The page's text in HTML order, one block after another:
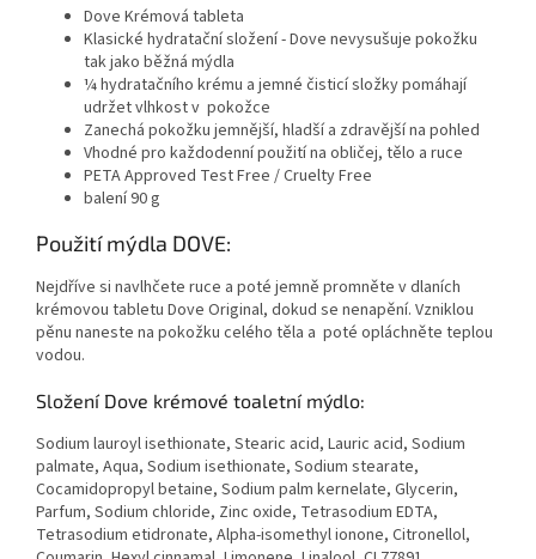
Dove Krémová tableta
Klasické hydratační složení - Dove nevysušuje pokožku
tak jako běžná mýdla
¼ hydratačního krému a jemné čisticí složky pomáhají
udržet vlhkost v pokožce
Zanechá pokožku jemnější, hladší a zdravější na pohled
Vhodné pro každodenní použití na obličej, tělo a ruce
PETA Approved Test Free / Cruelty Free
balení 90 g
Použití mýdla DOVE:
Nejdříve si navlhčete ruce a poté jemně promněte v dlaních
krémovou tabletu Dove Original, dokud se nenapění. Vzniklou
pěnu naneste na pokožku celého těla a poté opláchněte teplou
vodou.
Složení Dove krémové toaletní mýdlo:
Sodium lauroyl isethionate, Stearic acid, Lauric acid, Sodium
palmate, Aqua, Sodium isethionate, Sodium stearate,
Cocamidopropyl betaine, Sodium palm kernelate, Glycerin,
Parfum, Sodium chloride, Zinc oxide, Tetrasodium EDTA,
Tetrasodium etidronate, Alpha-isomethyl ionone, Citronellol,